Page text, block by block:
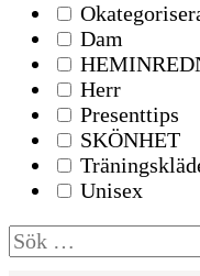
Dam
Herr
Presenttips
SKÖNHET
Unisex
Sök
efter: